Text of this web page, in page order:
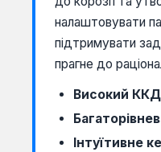
налаштовувати
підтримувати
прагне до
Високий
Інтуїтивне